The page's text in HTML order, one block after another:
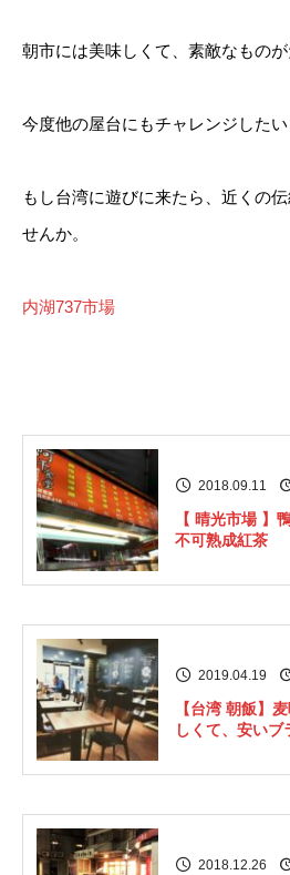
朝市には美味しくて、素敵なものが
今度他の屋台にもチャレンジしたい
もし台湾に遊びに来たら、近くの
せんか。
内湖737市場
2018.09.11
【 晴光市場 】
不可熟成紅茶
2019.04.19
【台湾 朝飯】
しくて、安いブ
2018.12.26